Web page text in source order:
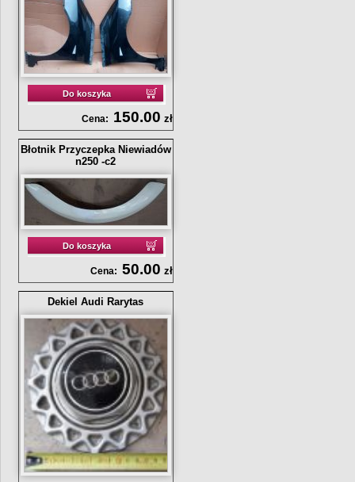
Do koszyka
Cena: 150.00 zł
Błotnik Przyczepka Niewiadów
n250 -c2
Do koszyka
Cena: 50.00 zł
Dekiel Audi Rarytas